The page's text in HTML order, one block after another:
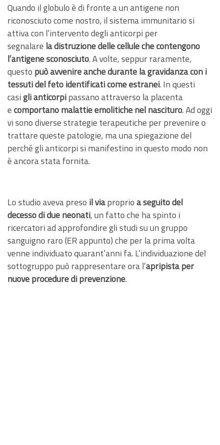
Quando il globulo è di fronte a un antigene non
riconosciuto come nostro, il sistema immunitario si
attiva con l’intervento degli anticorpi per
segnalare ladistruzione delle cellule che contengono
l’antigene sconosciuto. A volte, seppur raramente,
questo può avvenire anche durante la gravidanza con i
tessuti del feto identificati come estranei. In questi
casigli anticorpipassano attraverso la placenta
ecomportano malattie emolitiche nel nascituro. Ad oggi
vi sono diverse strategie terapeutiche per prevenire o
trattare queste patologie, ma una spiegazione del
perché gli anticorpi si manifestino in questo modo non
è ancora stata fornita.
Lo studio aveva preso il viaproprioa seguito del
decesso di due neonati, un fatto che ha spinto i
ricercatori ad approfondire gli studi su un gruppo
sanguigno raro (ER appunto) che per la prima volta
venne individuato quarant’anni fa. L’individuazione del
sottogruppo può rappresentare ora l’apripista per
nuove procedure di prevenzione.